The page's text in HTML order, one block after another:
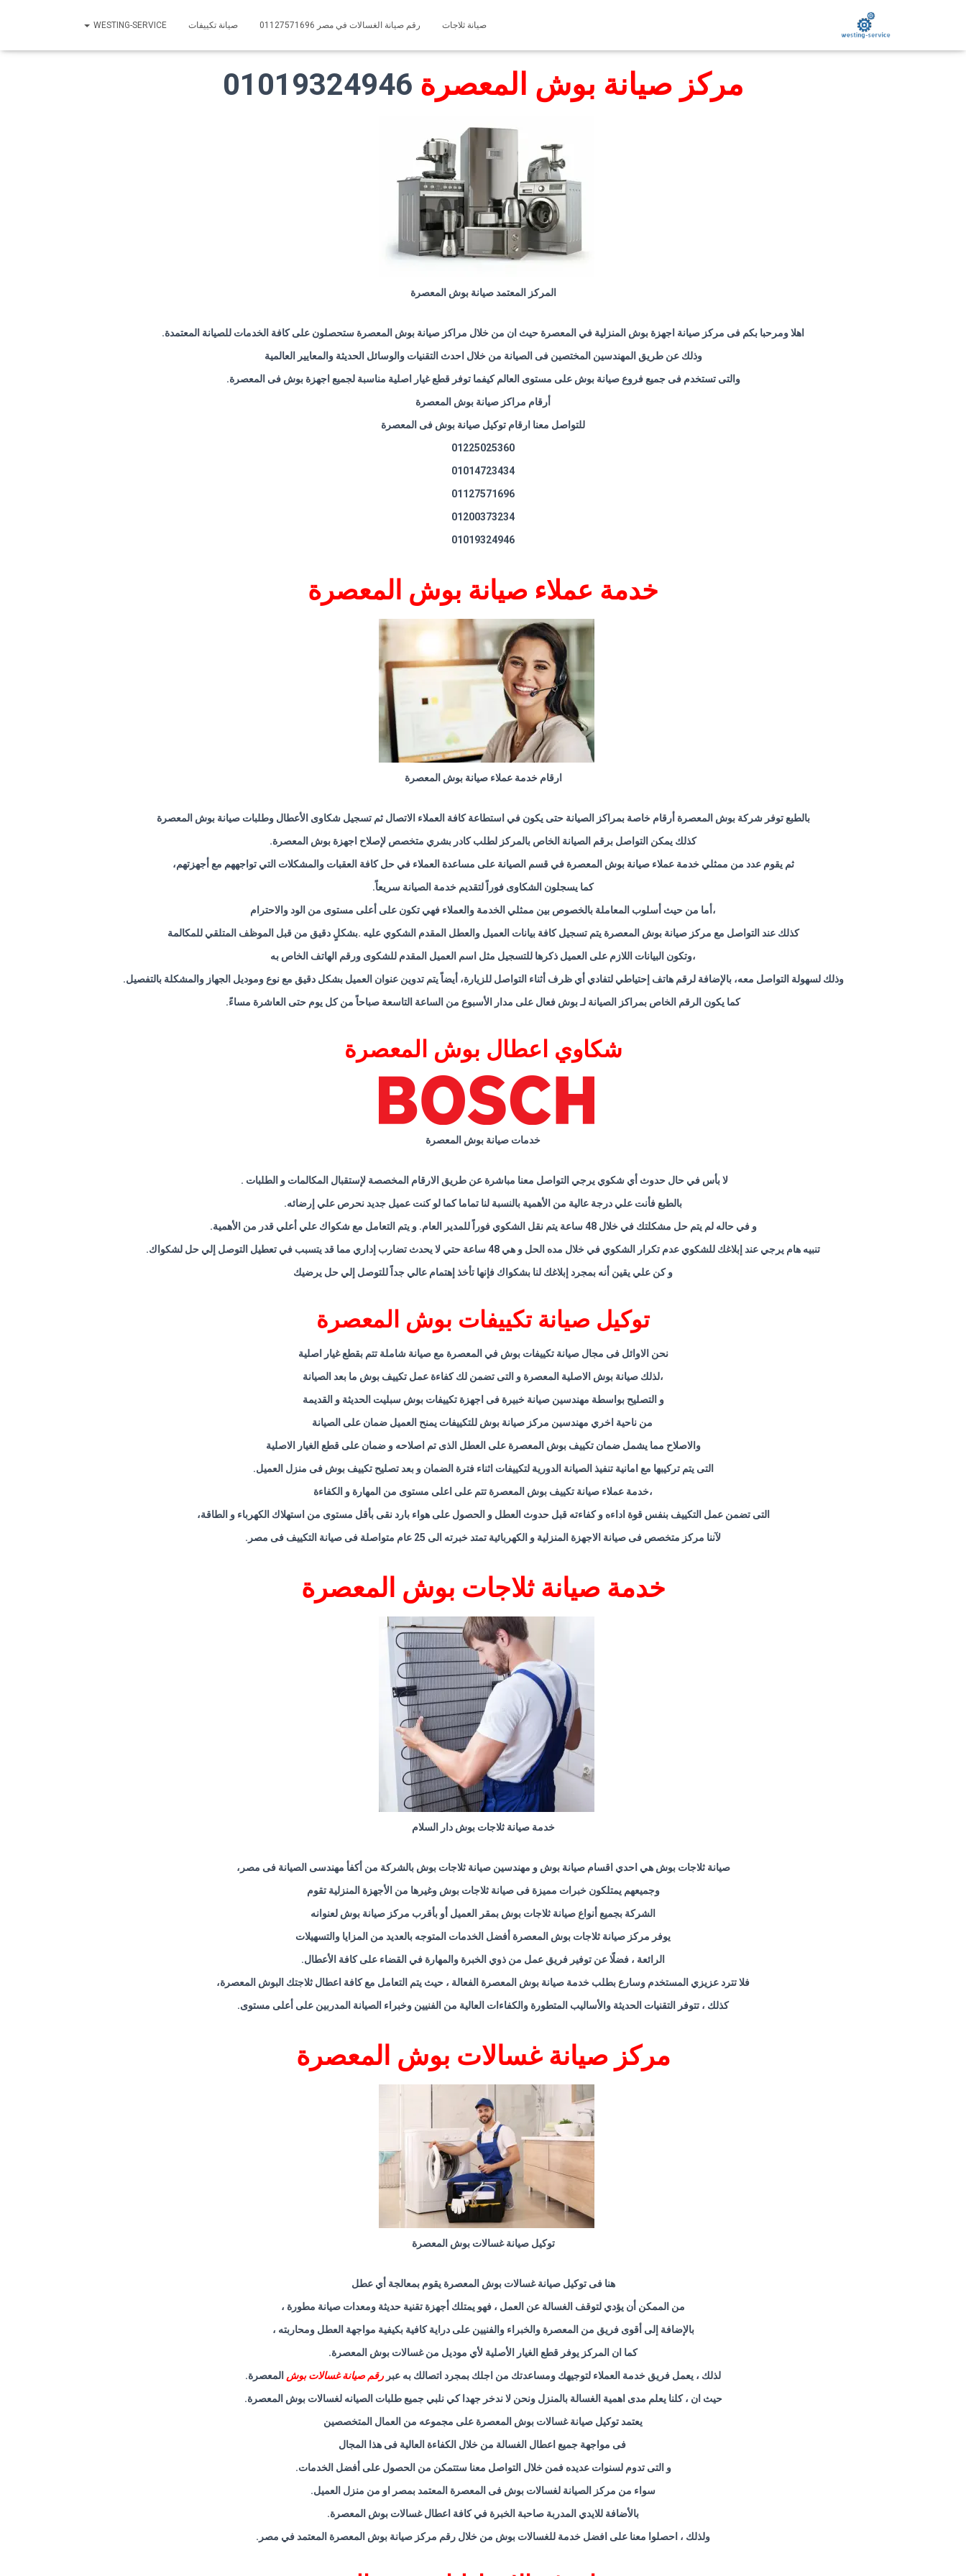
صيانة ثلاجات رقم صيانة الغسالات في مصر 01127571696 صيانة تكييفات WESTING-SERVICE
مركز صيانة بوش المعصرة
المركز المعتمد صيانة بوش المعصرة
اهلا ومرحبا بكم فى مركز صيانة اجهزة بوش المنزلية في المعصرة حيث ان من خلال مراكز صيانة بوش المعصرة ستحصلون على كافة الخدمات للصيانة المعتمدة.
وذلك عن طريق المهندسين المختصين فى الصيانة من خلال احدث التقنيات والوسائل الحديثة والمعايير العالمية
والتى تستخدم فى جميع فروع صيانة بوش على مستوى العالم كيفما توفر قطع غيار اصلية مناسبة لجميع اجهزة بوش فى المعصرة.
أرقام مراكز صيانة بوش المعصرة
للتواصل معنا ارقام توكيل صيانة بوش فى المعصرة
01225025360
01014723434
01127571696
01200373234
01019324946
خدمة عملاء صيانة بوش المعصرة
ارقام خدمة عملاء صيانة بوش المعصرة
بالطبع توفر شركة بوش المعصرة أرقام خاصة بمراكز الصيانة حتى يكون في استطاعة كافة العملاء الاتصال ثم تسجيل شكاوى الأعطال وطلبات صيانة بوش المعصرة
كذلك يمكن التواصل برقم الصيانة الخاص بالمركز لطلب كادر بشري متخصص لإصلاح اجهزة بوش المعصرة.
ثم يقوم عدد من ممثلي خدمة عملاء صيانة بوش المعصرة في قسم الصيانة على مساعدة العملاء في حل كافة العقبات والمشكلات التي تواجههم مع أجهزتهم،
كما يسجلون الشكاوى فوراً لتقديم خدمة الصيانة سريعاً.
،أما من حيث أسلوب المعاملة بالخصوص بين ممثلي الخدمة والعملاء فهي تكون على أعلى مستوى من الود والاحترام
كذلك عند التواصل مع مركز صيانة بوش المعصرة يتم تسجيل كافة بيانات العميل والعطل المقدم الشكوي عليه .بشكلٍ دقيق من قبل الموظف المتلقي للمكالمة
،وتكون البيانات اللازم على العميل ذكرها للتسجيل مثل اسم العميل المقدم للشكوى ورقم الهاتف الخاص به
وذلك لسهولة التواصل معه، بالإضافة لرقم هاتف إحتياطي لتفادي أي ظرف أثناء التواصل للزيارة، أيضاً يتم تدوين عنوان العميل بشكل دقيق مع نوع وموديل الجهاز والمشكلة بالتفصيل.
كما يكون الرقم الخاص بمراكز الصيانة لـ بوش فعال على مدار الأسبوع من الساعة التاسعة صباحاً من كل يوم حتى العاشرة مساءً.
شكاوي اعطال بوش المعصرة
خدمات صيانة بوش المعصرة
لا بأس في حال حدوث أي شكوي يرجي التواصل معنا مباشرة عن طريق الارقام المخصصة لإستقبال المكالمات و الطلبات .
بالطبع فأنت علي درجة عالية من الأهمية بالنسبة لنا تماما كما لو كنت عميل جديد نحرص علي إرضائه.
و في حاله لم يتم حل مشكلتك في خلال 48 ساعة يتم نقل الشكوي فوراً للمدير العام. و يتم التعامل مع شكواك علي أعلي قدر من الأهمية
.
تنبيه هام يرجي عند إبلاغك للشكوي عدم تكرار الشكوي في خلال مده الحل و هي 48 ساعة حتي لا يحدث تضارب إداري مما قد يتسبب في تعطيل التوصل إلي حل لشكواك
.
و كن علي يقين أنه بمجرد إبلاغك لنا بشكواك فإنها تأخذ إهتمام عالي جداً للتوصل إلي حل يرضيك
توكيل صيانة تكييفات بوش المعصرة
نحن الاوائل فى مجال صيانة تكييفات بوش في المعصرة مع صيانة شاملة تتم بقطع غيار اصلية
،لذلك صيانة بوش الاصلية المعصرة و التى تضمن لك كفاءة عمل تكييف بوش ما بعد الصيانة
و التصليح بواسطة مهندسين صيانة خبيرة فى اجهزة تكييفات بوش سبليت الحديثة و القديمة
من ناحية اخري مهندسين مركز صيانة بوش للتكييفات يمنح العميل ضمان على الصيانة
والاصلاح مما يشمل ضمان تكييف بوش المعصرة على العطل الذى تم اصلاحه و ضمان على قطع الغيار الاصلية
التى يتم تركيبها مع امانية تنفيذ الصيانة الدورية لتكييفات اثناء فترة الضمان و بعد تصليح تكييف بوش فى منزل العميل.
،خدمة عملاء صيانة تكييف بوش المعصرة تتم على اعلى مستوى من المهارة و الكفاءة
التى تضمن عمل التكييف بنفس قوة اداءه و كفاءته قبل حدوث العطل و الحصول على هواء بارد نقى بأقل مستوى من استهلاك الكهرباء و الطاقة،
لآننا مركز متخصص فى صيانة الاجهزة المنزلية و الكهربائية تمتد خبرته الى 25 عام متواصلة فى صيانة التكييف فى مصر
.
خدمة صيانة ثلاجات بوش المعصرة
خدمة صيانة ثلاجات بوش دار السلام
صيانة ثلاجات بوش هي احدي اقسام صيانة بوش و مهندسين صيانة ثلاجات بوش بالشركة من أكفأ مهندسى الصيانة فى مصر،
وجميعهم يمتلكون خبرات مميزة فى صيانة ثلاجات بوش وغيرها من الأجهزة المنزلية تقوم
الشركة بجميع أنواع صيانة ثلاجات بوش بمقر العميل أو بأقرب مركز صيانة بوش لعنوانه
يوفر مركز صيانة ثلاجات بوش المعصرة أفضل الخدمات المتوجه بالعديد من المزايا والتسهيلات
الرائعة ، فضلًا عن توفير فريق عمل من ذوي الخبرة والمهارة في القضاء على كافة الأعطال.
فلا تترد عزيزي المستخدم وسارع بطلب خدمة صيانة بوش المعصرة الفعالة ، حيث يتم التعامل مع كافة اعطال ثلاجتك البوش المعصرة،
كذلك ، تتوفر التقنيات الحديثة والأساليب المتطورة والكفاءات العالية من الفنيين وخبراء الصيانة المدربين على أعلى مستوى.
مركز صيانة غسالات بوش المعصرة
توكيل صيانة غسالات بوش المعصرة
هنا فى توكيل صيانة غسالات بوش المعصرة يقوم بمعالجة أي عطل
من الممكن أن يؤدي لتوقف الغسالة عن العمل ، فهو يمتلك أجهزة تقنية حديثة ومعدات صيانة مطورة ،
بالإضافة إلى أقوى فريق من المعصرة والخبراء والفنيين على دراية كافية بكيفية مواجهة العطل ومحاربته ،
كما ان المركز يوفر قطع الغيار الأصلية لأي موديل من غسالات بوش المعصرة.
لذلك ، يعمل فريق خدمة العملاء لتوجيهك ومساعدتك من اجلك بمجرد اتصالك به عبر رقم صيانة غسالات بوش المعصرة.
حيث ان ، كلنا يعلم مدى اهمية الغسالة بالمنزل ونحن لا ندخر جهدا كي نلبي جميع طلبات الصيانه لغسالات بوش المعصرة.
يعتمد توكيل صيانة غسالات بوش المعصرة على مجموعه من العمال المتخصصين
فى مواجهة جميع اعطال الغسالة من خلال الكفاءة العالية فى هذا المجال
و التى تدوم لسنوات عديده فمن خلال التواصل معنا ستتمكن من الحصول على أفضل الخدمات.
سواء من مركز الصيانة لغسالات بوش فى المعصرة المعتمد بمصر او من منزل العميل.
بالأضافة للايدي المدربة صاحبة الخبرة في كافة اعطال غسالات بوش المعصرة.
ولذلك ، احصلوا معنا على افضل خدمة للغسالات بوش من خلال رقم مركز صيانة بوش المعصرة المعتمد في مصر .